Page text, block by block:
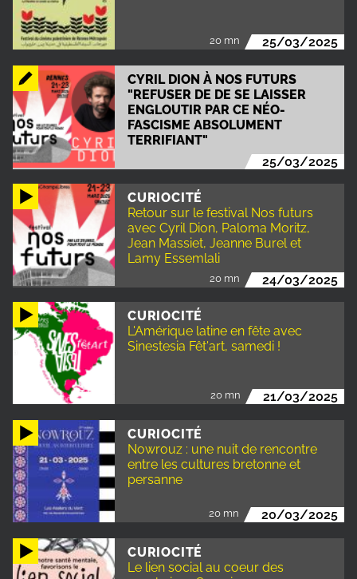
20 mn 25/03/2025
CYRIL DION À NOS FUTURS
"REFUSER DE DE SE LAISSER
ENGLOUTIR PAR CE NÉO-
FASCISME ABSOLUMENT
TERRIFIANT"
25/03/2025
CURIOCITÉ
Retour sur le festival Nos futurs
avec Cyril Dion, Paloma Moritz,
Jean Massiet, Jeanne Burel et
Lamy Essemlali
20 mn 24/03/2025
CURIOCITÉ
L'Amérique latine en fête avec
Sinestesia Fêt'art, samedi !
20 mn 21/03/2025
CURIOCITÉ
Nowrouz : une nuit de rencontre
entre les cultures bretonne et
persanne
20 mn 20/03/2025
CURIOCITÉ
Le lien social au coeur des